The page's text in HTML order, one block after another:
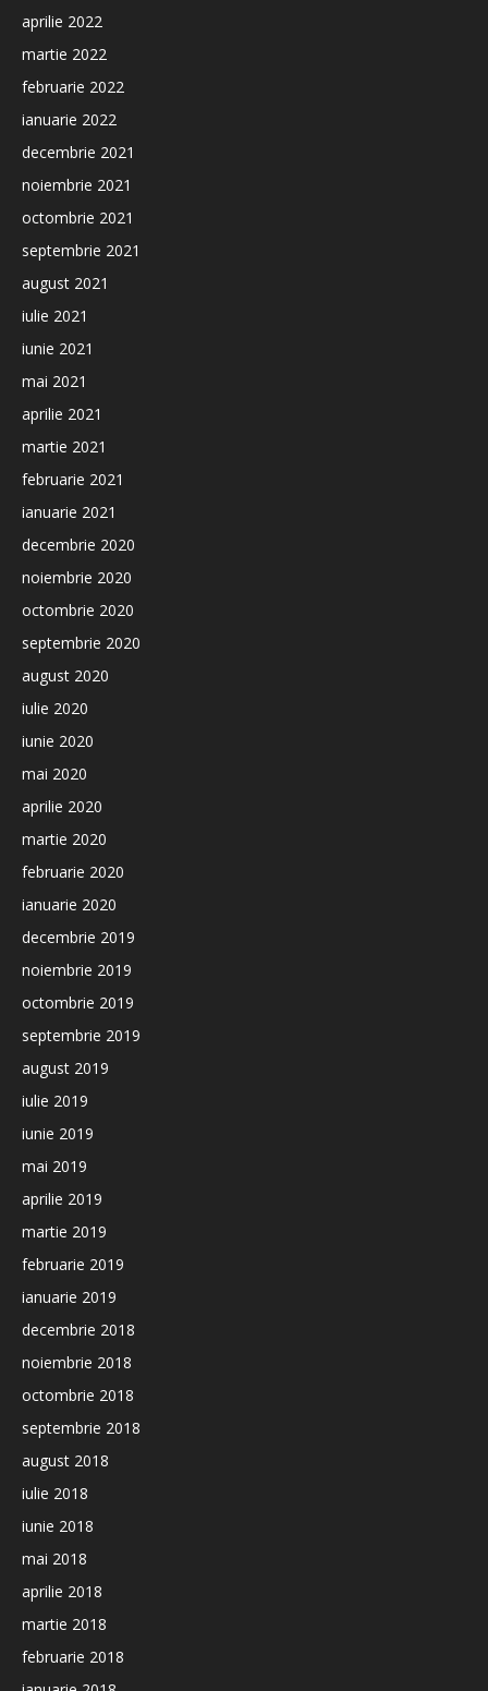
aprilie 2022
martie 2022
februarie 2022
ianuarie 2022
decembrie 2021
noiembrie 2021
octombrie 2021
septembrie 2021
august 2021
iulie 2021
iunie 2021
mai 2021
aprilie 2021
martie 2021
februarie 2021
ianuarie 2021
decembrie 2020
noiembrie 2020
octombrie 2020
septembrie 2020
august 2020
iulie 2020
iunie 2020
mai 2020
aprilie 2020
martie 2020
februarie 2020
ianuarie 2020
decembrie 2019
noiembrie 2019
octombrie 2019
septembrie 2019
august 2019
iulie 2019
iunie 2019
mai 2019
aprilie 2019
martie 2019
februarie 2019
ianuarie 2019
decembrie 2018
noiembrie 2018
octombrie 2018
septembrie 2018
august 2018
iulie 2018
iunie 2018
mai 2018
aprilie 2018
martie 2018
februarie 2018